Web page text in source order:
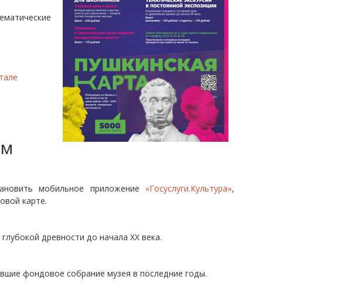
мобильное приложение «Госуслуги.Культура»,
карте.
древности до начала XX века.
фондовое собрание музея в последние годы.